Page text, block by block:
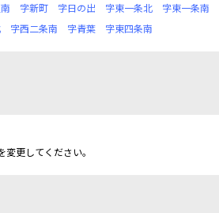
字新町 字日の出 字東一条北 字東一条南
字西二条南 字青葉 字東四条南
更してください。